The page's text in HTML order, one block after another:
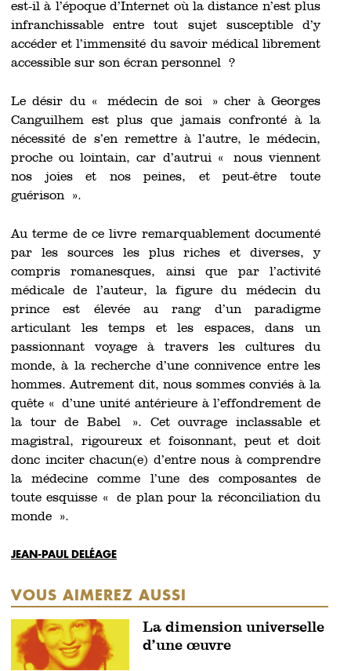
est-il à l’époque d’Internet où la distance n’est plus
infranchissable entre tout sujet susceptible d’y
accéder et l’immensité du savoir médical librement
accessible sur son écran personnel ?
Le désir du « médecin de soi » cher à Georges
Canguilhem est plus que jamais confronté à la
nécessité de s’en remettre à l’autre, le médecin,
proche ou lointain, car d’autrui « nous viennent
nos joies et nos peines, et peut-être toute
guérison ».
Au terme de ce livre remarquablement documenté
par les sources les plus riches et diverses, y
compris romanesques, ainsi que par l’activité
médicale de l’auteur, la figure du médecin du
prince est élevée au rang d’un paradigme
articulant les temps et les espaces, dans un
passionnant voyage à travers les cultures du
monde, à la recherche d’une connivence entre les
hommes. Autrement dit, nous sommes conviés à la
quête « d’une unité antérieure à l’effondrement de
la tour de Babel ». Cet ouvrage inclassable et
magistral, rigoureux et foisonnant, peut et doit
donc inciter chacun(e) d’entre nous à comprendre
la médecine comme l’une des composantes de
toute esquisse « de plan pour la réconciliation du
monde ».
JEAN-PAUL DELÉAGE
VOUS AIMEREZ AUSSI
La dimension universelle
d’une œuvre